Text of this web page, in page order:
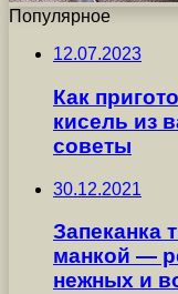
Популярное
12.07.2023
Как
кисель из
советы
30.12.2021
Запеканка
манкой —
нежных и